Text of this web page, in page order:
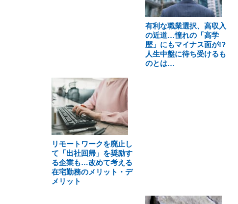
有利な職業選択、高収入
の近道…憧れの「高学
歴」にもマイナス面が!?
人生中盤に待ち受けるも
のとは…
リモートワークを廃止し
て「出社回帰」を奨励す
る企業も…改めて考える
在宅勤務のメリット・デ
メリット